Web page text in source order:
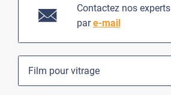
Contactez nos experts
pare-mail
Film pour vitrage